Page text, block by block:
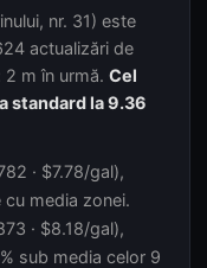
nr. 31) este
actualizări de
m în urmă. Cel
standard la 9.36
· $7.78/gal),
cu media zonei.
· $8.18/gal),
sub media celor 9